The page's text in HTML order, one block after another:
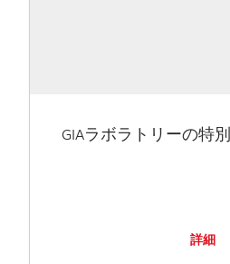
GIAラボラトリーの特
詳細